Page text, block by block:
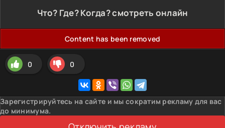
Что? Где? Когда? смотреть онлайн
Content has been removed
0 0
Зарегистрируйтесь на сайте и мы сократим рекламу для вас
до минимума.